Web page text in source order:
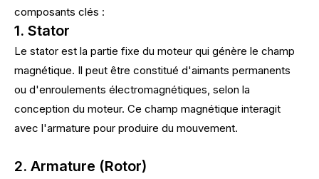
composants clés :
1. Stator
Le stator est la partie fixe du moteur qui génère le champ
magnétique. Il peut être constitué d'aimants permanents
ou d'enroulements électromagnétiques, selon la
conception du moteur. Ce champ magnétique interagit
avec l'armature pour produire du mouvement.
2. Armature (Rotor)